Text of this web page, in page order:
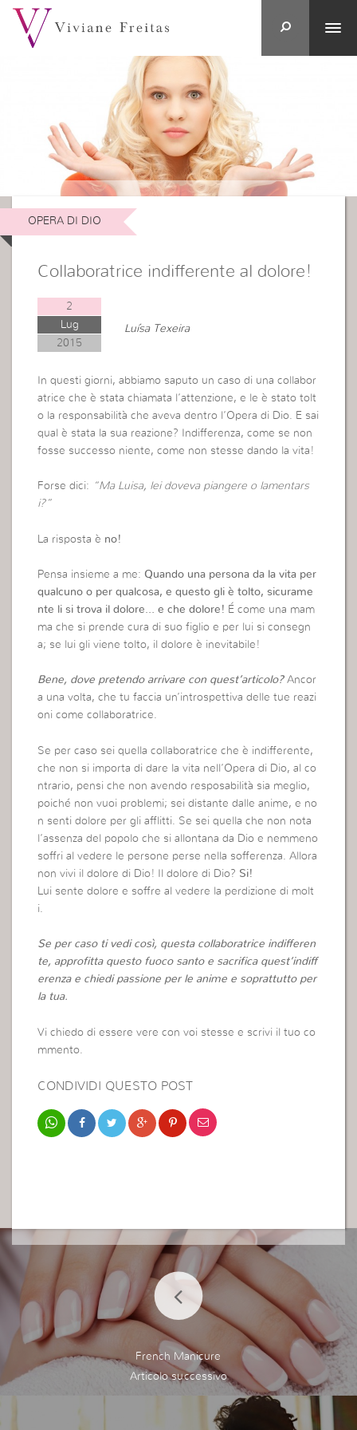
OPERA DI DIO
Collaboratrice indifferente al dolore!
2
Lug
2015
Luísa Texeira
In questi giorni, abbiamo saputo un caso di una collabor
atrice che è stata chiamata l’attenzione, e le è stato tolt
o la responsabilità che aveva dentro l’Opera di Dio. E sai
qual è stata la sua reazione? Indifferenza, come se non
fosse successo niente, come non stesse dando la vita!
Forse dici: “Ma Luisa, lei doveva piangere o lamentars
i?”
La risposta è no!
Pensa insieme a me: Quando una persona da la vita per
qualcuno o per qualcosa, e questo gli è tolto, sicurame
nte li si trova il dolore… e che dolore! É come una mam
ma che si prende cura di suo figlio e per lui si consegn
a; se lui gli viene tolto, il dolore è inevitabile!
Bene, dove pretendo arrivare con quest’articolo?Ancor
a una volta, che tu faccia un’introspettiva delle tue reazi
oni come collaboratrice.
Se per caso sei quella collaboratrice che è indifferente,
che non si importa di dare la vita nell’Opera di Dio, al co
ntrario, pensi che non avendo resposabilità sia meglio,
poiché non vuoi problemi; sei distante dalle anime, e no
n senti dolore per gli afflitti. Se sei quella che non nota
l’assenza del popolo che si allontana da Dio e nemmeno
soffri al vedere le persone perse nella sofferenza. Allora
non vivi il dolore di Dio! Il dolore di Dio? Si!
Lui sente dolore e soffre al vedere la perdizione di molt
i.
Se per caso ti vedi così, questa collaboratrice indifferen
te, approfitta questo fuoco santo e sacrifica quest’indiff
erenza e chiedi passione per le anime e soprattutto per
la tua.
Vi chiedo di essere vere con voi stesse e scrivi il tuo co
mmento.
CONDIVIDI QUESTO POST
French Manicure